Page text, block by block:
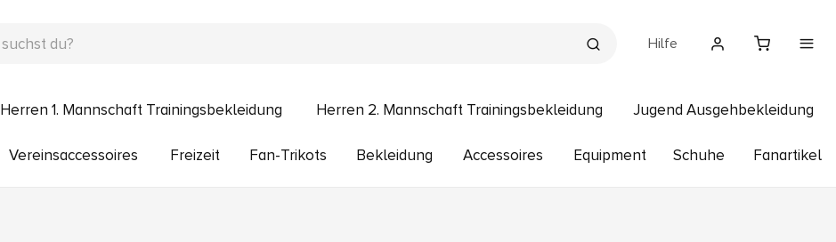
Hilfe
Herren 1. Mannschaft Trainingsbekleidung Herren 2. Mannschaft Trainingsbekleidung Jugend Ausgehbekleidung
Vereinsaccessoires Freizeit Fan-Trikots Bekleidung Accessoires Equipment Schuhe Fanartikel